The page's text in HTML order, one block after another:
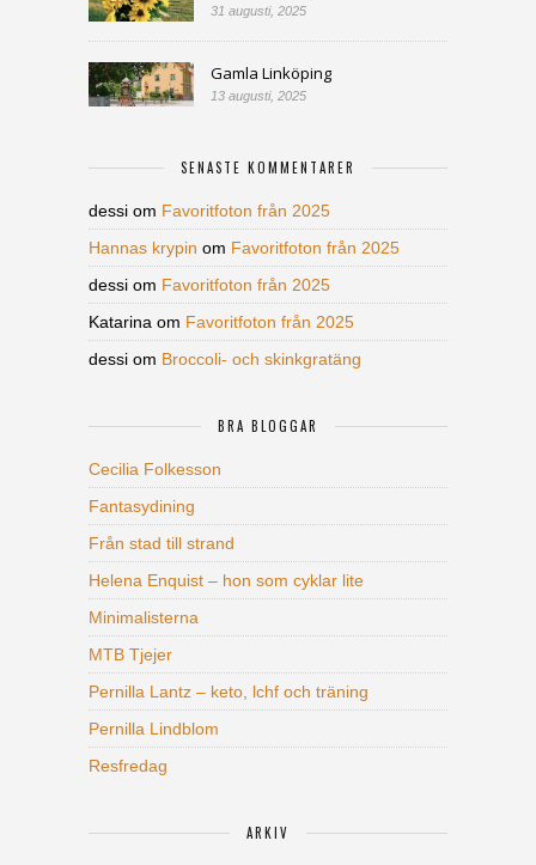
31 augusti, 2025
Gamla Linköping
13 augusti, 2025
SENASTE KOMMENTARER
dessi om Favoritfoton från 2025
Hannas krypin om Favoritfoton från 2025
dessi om Favoritfoton från 2025
Katarina om Favoritfoton från 2025
dessi om Broccoli- och skinkgratäng
BRA BLOGGAR
Cecilia Folkesson
Fantasydining
Från stad till strand
Helena Enquist – hon som cyklar lite
Minimalisterna
MTB Tjejer
Pernilla Lantz – keto, lchf och träning
Pernilla Lindblom
Resfredag
ARKIV